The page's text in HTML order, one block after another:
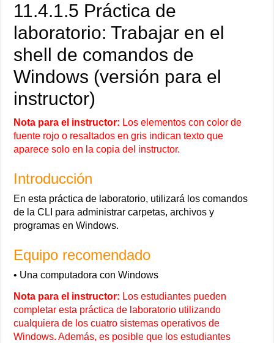
11.4.1.5 Práctica de
laboratorio: Trabajar en el
shell de comandos de
Windows (versión para el
instructor)
Nota para el instructor: Los elementos con color de
fuente rojo o resaltados en gris indican texto que
aparece solo en la copia del instructor.
Introducción
En esta práctica de laboratorio, utilizará los comandos
de la CLI para administrar carpetas, archivos y
programas en Windows.
Equipo recomendado
• Una computadora con Windows
Nota para el instructor: Los estudiantes pueden
completar esta práctica de laboratorio utilizando
cualquiera de los cuatro sistemas operativos de
Windows. Además, es posible que los estudiantes